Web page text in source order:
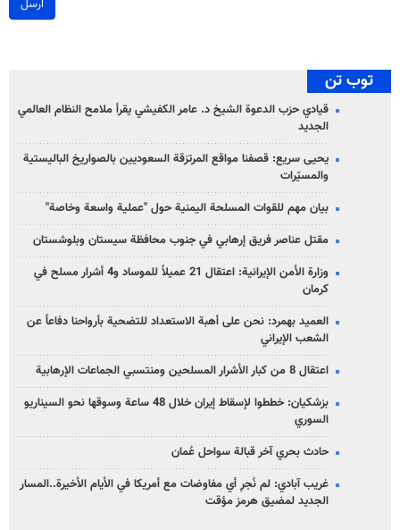
ارسل
توب تن
قيادي حزب الدعوة الشيخ د. عامر الكفيشي يقرأ ملامح النظام العالمي
الجديد
يحيى سريع: قصفنا مواقع المرتزقة السعوديين بالصواريخ الباليستية
والمسيّرات
بيان مهم للقوات المسلحة اليمنية حول "عملية واسعة وخاصة"
مقتل عناصر فريق إرهابي في جنوب محافظة سيستان وبلوشستان
وزارة الأمن الإيرانية: اعتقال 21 عميلاً للموساد و4 أشرار مسلح في
كرمان
العميد بهمرد: نحن على أهبة الاستعداد للتضحية بأرواحنا دفاعاً عن
الشعب الإيراني
اعتقال 8 من كبار الأشرار المسلحين ومنتسبي الجماعات الإرهابية
بزشكيان: خططوا لإسقاط إيران خلال 48 ساعة وسوقها نحو السيناريو
السوري
حادث بحري آخر قبالة سواحل عُمان
غريب آبادي: لم نُجرِ أي مفاوضات مع أمريكا في الأيام الأخيرة..المسار
الجديد لمضيق هرمز مؤقت